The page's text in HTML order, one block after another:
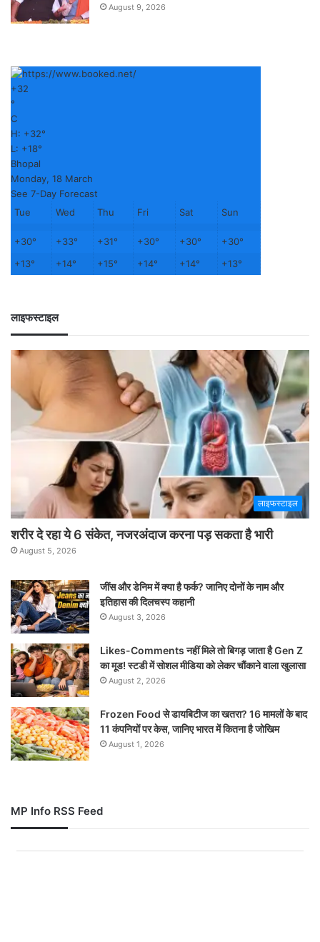
August 9, 2026
+32
°
C
H: +32°
L: +18°
Bhopal
Monday, 18 March
See 7-Day Forecast
Tue
Wed Thu Fri Sat Sun
+30° +33° +31° +30° +30° +30°
+13° +14° +15° +14° +14° +13°
लाइफस्टाइल
लाइफस्टाइल
शरीर दे रहा ये 6 संकेत, नजरअंदाज करना पड़ सकता है भारी
August 5, 2026
जींस और डेनिम में क्या है फर्क? जानिए दोनों के नाम और
इतिहास की दिलचस्प कहानी
August 3, 2026
Likes-Comments नहीं मिले तो बिगड़ जाता है Gen Z
का मूड! स्टडी में सोशल मीडिया को लेकर चौंकाने वाला खुलासा
August 2, 2026
Frozen Food से डायबिटीज का खतरा? 16 मामलों के बाद
11 कंपनियों पर केस, जानिए भारत में कितना है जोखिम
August 1, 2026
MP Info RSS Feed